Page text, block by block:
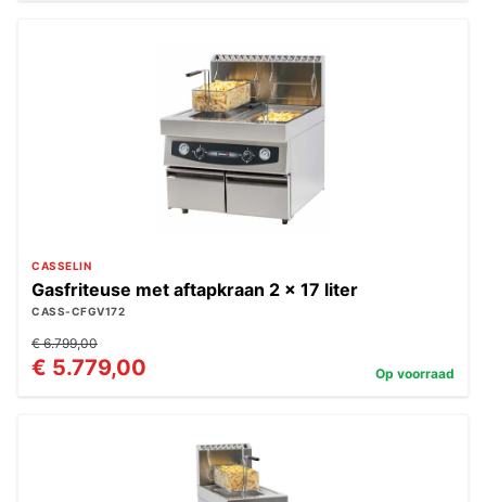
CASSELIN
Gasfriteuse met aftapkraan 2 x 17 liter
CASS-CFGV172
€ 6.799,00
€ 5.779,00 Op voorraad